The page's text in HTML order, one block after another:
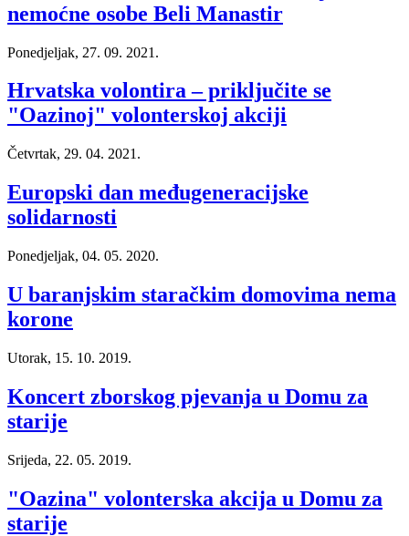
nemoćne osobe Beli Manastir
Ponedjeljak, 27. 09. 2021.
Hrvatska volontira – priključite se
"Oazinoj" volonterskoj akciji
Četvrtak, 29. 04. 2021.
Europski dan međugeneracijske
solidarnosti
Ponedjeljak, 04. 05. 2020.
U baranjskim staračkim domovima nema
korone
Utorak, 15. 10. 2019.
Koncert zborskog pjevanja u Domu za
starije
Srijeda, 22. 05. 2019.
"Oazina" volonterska akcija u Domu za
starije